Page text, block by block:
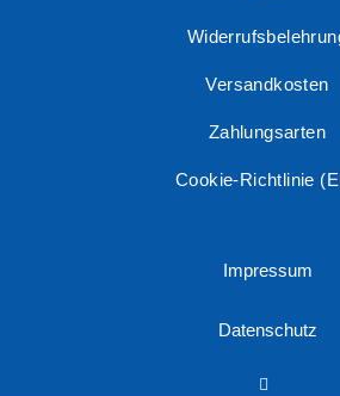
Versandkosten
Zahlungsarten
Cookie-Richtlinie
Impressum
Datenschutz